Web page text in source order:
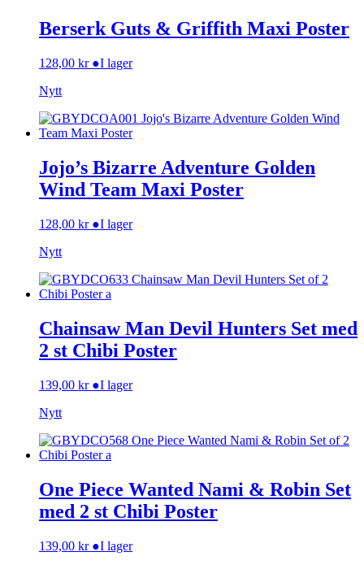
Berserk Guts & Griffith Maxi Poster
128,00 kr ●I lager
Nytt
Jojo’s Bizarre Adventure Golden
Wind Team Maxi Poster
128,00 kr ●I lager
Nytt
Chainsaw Man Devil Hunters Set med
2 st Chibi Poster
139,00 kr ●I lager
Nytt
One Piece Wanted Nami & Robin Set
med 2 st Chibi Poster
139,00 kr ●I lager